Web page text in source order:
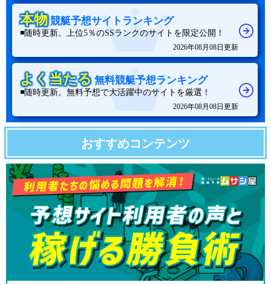
本物 競艇予想サイトランキング
◾️随時更新。上位5％のSSランクのサイトを限定公開！
2026年08月08日更新
よく当たる 無料競艇予想ランキング
◾️随時更新。無料予想で大活躍中のサイトを厳選！
2026年08月08日更新
おすすめコンテンツ